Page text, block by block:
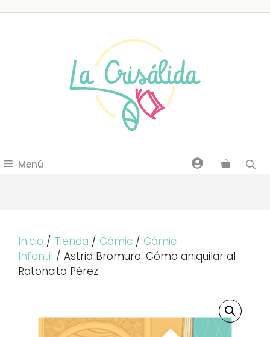
Menú
Inicio / Tienda / Cómic / Cómic
Infantil / Astrid Bromuro. Cómo aniquilar al
Ratoncito Pérez